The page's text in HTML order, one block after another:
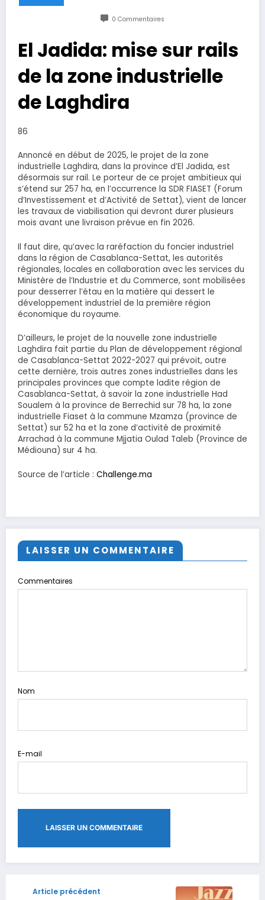
0 Commentaires
El Jadida: mise sur rails
de la zone industrielle
de Laghdira
86
Annoncé en début de 2025, le projet de la zone
industrielle Laghdira, dans la province d’El Jadida, est
désormais sur rail. Le porteur de ce projet ambitieux qui
s’étend sur 257 ha, en l’occurrence la SDR FIASET (Forum
d’Investissement et d’Activité de Settat), vient de lancer
les travaux de viabilisation qui devront durer plusieurs
mois avant une livraison prévue en fin 2026.
Il faut dire, qu’avec la raréfaction du foncier industriel
dans la région de Casablanca-Settat, les autorités
régionales, locales en collaboration avec les services du
Ministère de l’Industrie et du Commerce, sont mobilisées
pour desserrer l’étau en la matière qui dessert le
développement industriel de la première région
économique du royaume.
D’ailleurs, le projet de la nouvelle zone industrielle
Laghdira fait partie du Plan de développement régional
de Casablanca-Settat 2022-2027 qui prévoit, outre
cette dernière, trois autres zones industrielles dans les
principales provinces que compte ladite région de
Casablanca-Settat, à savoir la zone industrielle Had
Soualem à la province de Berrechid sur 78 ha, la zone
industrielle Fiaset à la commune Mzamza (province de
Settat) sur 52 ha et la zone d’activité de proximité
Arrachad à la commune Mjjatia Oulad Taleb (Province de
Médiouna) sur 4 ha.
Source de l’article : Challenge.ma
LAISSER UN COMMENTAIRE
Commentaires
Nom
E-mail
Article précédent